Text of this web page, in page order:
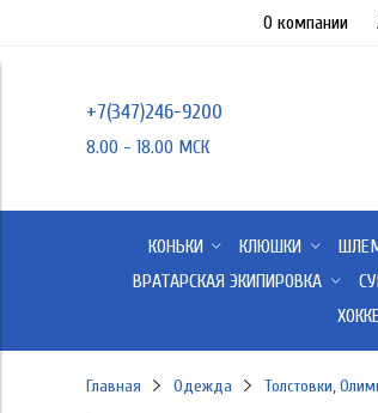
О компании
+7(347)246-9200
8.00 - 18.00 МСК
КОНЬКИ КЛЮШКИ
ВРАТАРСКАЯ ЭКИПИРОВКА
Главная Одежда Толстовки,